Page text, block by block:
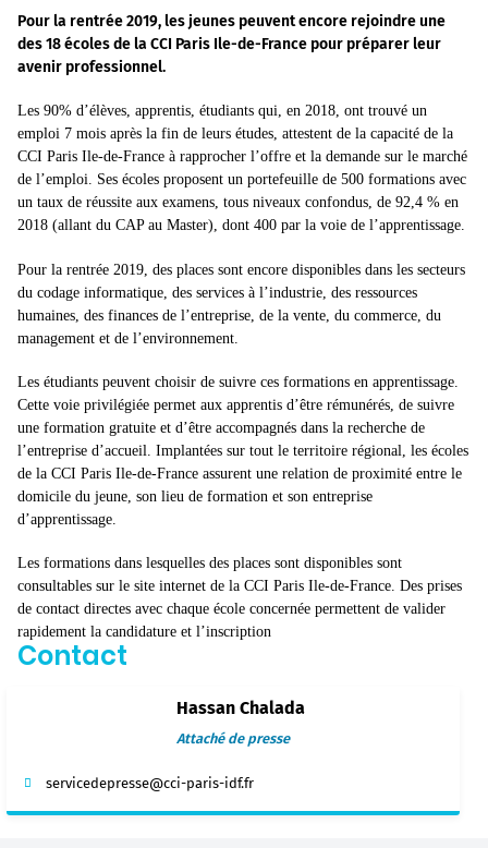
Pour la rentrée 2019, les jeunes peuvent encore rejoindre une
des 18 écoles de la CCI Paris Ile-de-France pour préparer leur
avenir professionnel.
Les 90% d’élèves, apprentis, étudiants qui, en 2018, ont trouvé un
emploi 7 mois après la fin de leurs études, attestent de la capacité de la
CCI Paris Ile-de-France à rapprocher l’offre et la demande sur le marché
de l’emploi. Ses écoles proposent un portefeuille de 500 formations avec
un taux de réussite aux examens, tous niveaux confondus, de 92,4 % en
2018 (allant du CAP au Master), dont 400 par la voie de l’apprentissage.
Pour la rentrée 2019, des places sont encore disponibles dans les secteurs
du codage informatique, des services à l’industrie, des ressources
humaines, des finances de l’entreprise, de la vente, du commerce, du
management et de l’environnement.
Les étudiants peuvent choisir de suivre ces formations en apprentissage.
Cette voie privilégiée permet aux apprentis d’être rémunérés, de suivre
une formation gratuite et d’être accompagnés dans la recherche de
l’entreprise d’accueil. Implantées sur tout le territoire régional, les écoles
de la CCI Paris Ile-de-France assurent une relation de proximité entre le
domicile du jeune, son lieu de formation et son entreprise
d’apprentissage.
Les formations dans lesquelles des places sont disponibles sont
consultables sur le site internet de la CCI Paris Ile-de-France. Des prises
de contact directes avec chaque école concernée permettent de valider
rapidement la candidature et l’inscription
Contact
Hassan Chalada
Attaché de presse
servicedepresse@cci-paris-idf.fr